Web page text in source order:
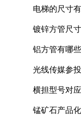
电梯的尺寸
镀锌方管尺
铝方管有哪
光线传媒参
横担型号对
锰矿石产品